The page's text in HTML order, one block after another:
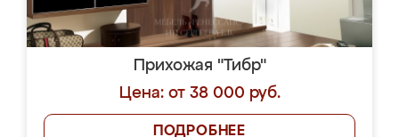
Прихожая "Тибр"
Цена: от 38 000 руб.
ПОДРОБНЕЕ